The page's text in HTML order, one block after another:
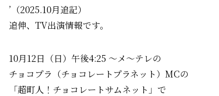
’（2025.10月追記）
追伸、TV出演情報です。
10月12日（日）午後4:25 ～メ～テレの
チョコプラ（チョコレートプラネット）MCの
「超町人！チョコレートサムネット」で